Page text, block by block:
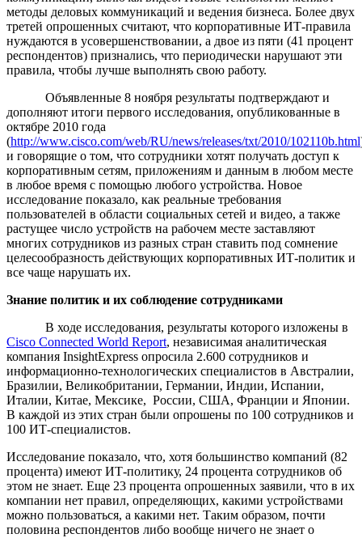
методы деловых коммуникаций и ведения бизнеса. Более двух
третей опрошенных считают, что корпоративные ИТ-правила
нуждаются в усовершенствовании, а двое из пяти (41 процент
респондентов) признались, что периодически нарушают эти
правила, чтобы лучше выполнять свою работу.
Объявленные 8 ноября результаты подтверждают и
дополняют итоги первого исследования, опубликованные в
октябре 2010 года
(http://www.cisco.com/web/RU/news/releases/txt/2010/102110b.html
и говорящие о том, что сотрудники хотят получать доступ к
корпоративным сетям, приложениям и данным в любом месте
в любое время с помощью любого устройства. Новое
исследование показало, как реальные требования
пользователей в области социальных сетей и видео, а также
растущее число устройств на рабочем месте заставляют
многих сотрудников из разных стран ставить под сомнение
целесообразность действующих корпоративных ИТ-политик и
все чаще нарушать их.
Знание политик и их соблюдение сотрудниками
В ходе исследования, результаты которого изложены в
Cisco Connected World Report, независимая аналитическая
компания InsightExpress опросила 2.600 сотрудников и
информационно-технологических специалистов в Австралии,
Бразилии, Великобритании, Германии, Индии, Испании,
Италии, Китае, Мексике, России, США, Франции и Японии.
В каждой из этих стран были опрошены по 100 сотрудников и
100 ИТ-специалистов.
Исследование показало, что, хотя большинство компаний (82
процента) имеют ИТ-политику, 24 процента сотрудников об
этом не знает. Еще 23 процента опрошенных заявили, что в их
компании нет правил, определяющих, какими устройствами
можно пользоваться, а какими нет. Таким образом, почти
половина респондентов либо вообще ничего не знает о